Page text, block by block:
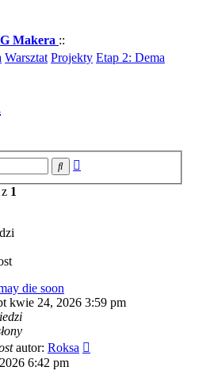
Makera ::
Warsztat Projekty Etap 2: Dema
Szukaj
z 1
die soon
kwie 24, 2026 3:59 pm
autor: Roksa
6:42 pm